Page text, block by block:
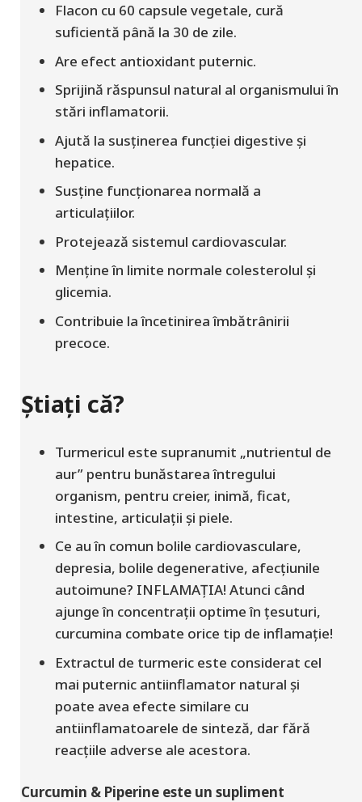
Flacon cu 60 capsule vegetale, cură
suficientă până la 30 de zile.
Are efect antioxidant puternic.
Sprijină răspunsul natural al organismului în
stări inflamatorii.
Ajută la susținerea funcției digestive și
hepatice.
Susține funcționarea normală a
articulațiilor.
Protejează sistemul cardiovascular.
Menține în limite normale colesterolul și
glicemia.
Contribuie la încetinirea îmbătrânirii
precoce.
Știați că?
Turmericul este supranumit „nutrientul de
aur” pentru bunăstarea întregului
organism, pentru creier, inimă, ficat,
intestine, articulații și piele.
Ce au în comun bolile cardiovasculare,
depresia, bolile degenerative, afecțiunile
autoimune? INFLAMAȚIA! Atunci când
ajunge în concentrații optime în țesuturi,
curcumina combate orice tip de inflamație!
Extractul de turmeric este considerat cel
mai puternic antiinflamator natural și
poate avea efecte similare cu
antiinflamatoarele de sinteză, dar fără
reacțiile adverse ale acestora.
Curcumin & Piperine este un supliment